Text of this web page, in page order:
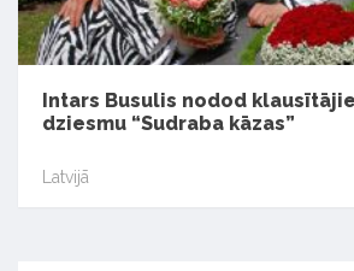
Intars Busulis nodod
dziesmu “Sudraba kāzas”
Latvijā